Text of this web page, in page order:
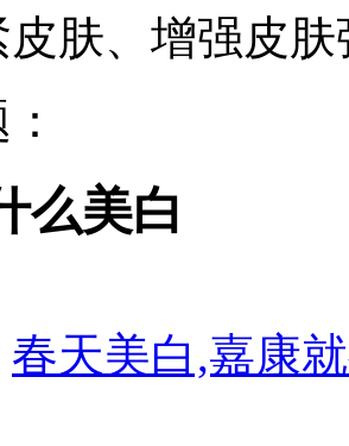
皮肤、增强皮
么美白
春天美白,嘉康